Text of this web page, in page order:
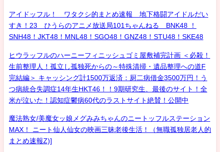
アイドッフル！ ワタクシ的まとめ速報 地下格闘アイドルだい
すき！23 ひうらのアニメ放送局101ちゃんねる BNK48 ！
SNH48！JKT48！MNL48！SGO48！GNZ48！STU48！SKE48
ヒウラッフルのハーニーフィニッシュゴミ屋敷補完計画 ＜必殺！
生前整理人！孤立し孤独死からの～特殊清掃・遺品整理への道F
完結編＞ キャッシング計1500万返済：厨二病借金3500万円！う
つ病統合失調症14年生HKT46！！9期研究生、最後のサイト！全
米が泣いた！認知症鬱病60代のラストサイト絶賛！公開中
魔法熟女/美魔女ッ娘メグみみちゃんのニートッフルステーション
MAX！ ニート仙人仙女の映画三昧老後生活！（無職孤独居老人的
まとめ速報Z)]